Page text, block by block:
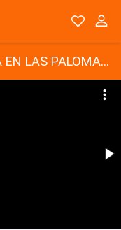
VENTA DE MUY BUENA CASA EN LAS PALOMAS , VALDIVIA